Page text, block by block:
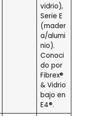
vidrio),
Serie E
(mader
a/alumi
nio).
Conoci
do por
Fibrex®
& Vidrio
bajo en
E4®.